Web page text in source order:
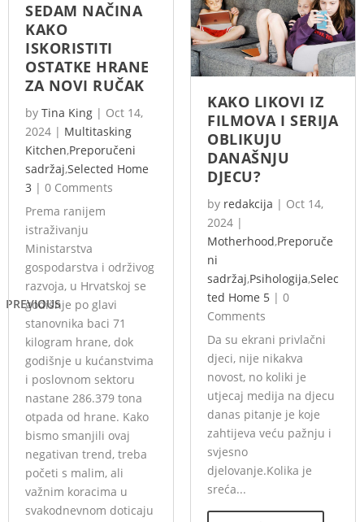
PREVIOUS
SEDAM NAČINA
KAKO
ISKORISTITI
OSTATKE HRANE
ZA NOVI RUČAK
by Tina King | Oct 14,
2024 | Multitasking
Kitchen,Preporučeni
sadržaj,Selected Home
3 | 0 Comments
Prema ranijem
istraživanju
Ministarstva
gospodarstva i održivog
razvoja, u Hrvatskoj se
godišnje po glavi
stanovnika baci 71
kilogram hrane, dok
godišnje u kućanstvima
i poslovnom sektoru
nastane 286.379 tona
otpada od hrane. Kako
bismo smanjili ovaj
negativan trend, treba
početi s malim, ali
važnim koracima u
svakodnevnom doticaju
KAKO LIKOVI IZ
FILMOVA I SERIJA
OBLIKUJU
DANAŠNJU
DJECU?
by redakcija | Oct 14,
2024 |
Motherhood,Preporuče
ni
sadržaj,Psihologija,Selec
ted Home 5 | 0
Comments
Da su ekrani privlačni
djeci, nije nikakva
novost, no koliki je
utjecaj medija na djecu
danas pitanje je koje
zahtijeva veću pažnju i
svjesno
djelovanje.Kolika je
sreća...